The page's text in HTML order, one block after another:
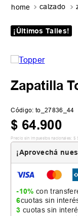
3.
basquet
5. zapatillas adidas
calzado
¡Últimos Talles!
Zapatilla
Código: to_27836_44
$ 64.900
Precio sin impuestos nacionales: $
¡Aprovechá
-10% con
6cuotas sin
3 cuotas sin